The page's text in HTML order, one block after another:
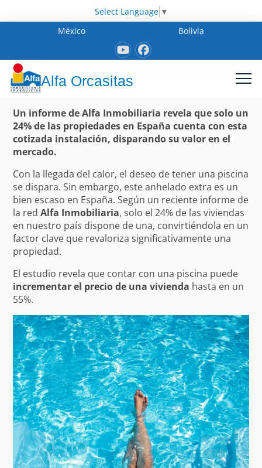
Select Language ▼
México
Bolivia
Alfa Orcasitas
Un informe de Alfa Inmobiliaria revela que solo un
24% de las propiedades en España cuenta con esta
cotizada instalación, disparando su valor en el
mercado.
Con la llegada del calor, el deseo de tener una piscina
se dispara. Sin embargo, este anhelado extra es un
bien escaso en España. Según un reciente informe de
la redAlfa Inmobiliaria, solo el 24% de las viviendas
en nuestro país dispone de una, convirtiéndola en un
factor clave que revaloriza significativamente una
propiedad.
El estudio revela que contar con una piscina puede
incrementar el precio de una vivienda hasta en un
55%.